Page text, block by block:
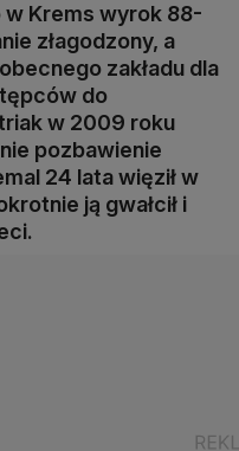
w Krems wyrok 88-
złagodzony, a
zakładu dla
do
w 2009 roku
pozbawienie
24 lata więził w
ją gwałcił i